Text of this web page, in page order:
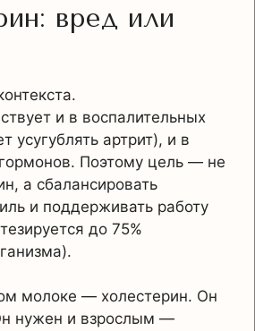
вред или
и в воспалительных
усугублять артрит), и в
Поэтому цель — не
а сбалансировать
и поддерживать работу
до 75%
молоке — холестерин. Он
нужен и взрослым —